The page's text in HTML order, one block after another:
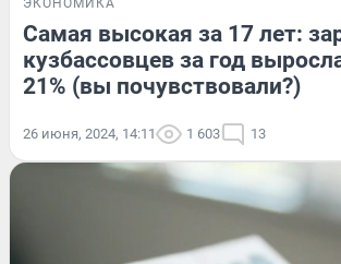
ЭКОНОМИКА
Самая высокая за 17 лет:
кузбассовцев за год
21% (вы почувствовали?)
26 июня, 2024, 14:11 1 603 13